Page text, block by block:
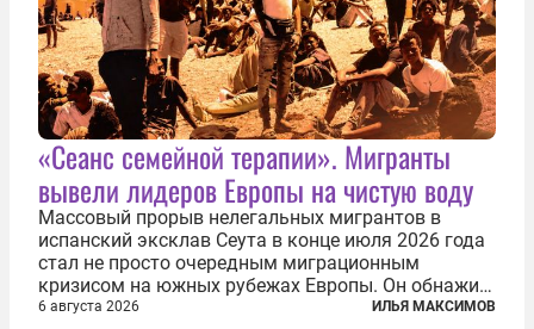
«Сеанс семейной терапии». Мигранты
вывели лидеров Европы на чистую воду
Массовый прорыв нелегальных мигрантов в
испанский эксклав Сеута в конце июля 2026 года
стал не просто очередным миграционным
кризисом на южных рубежах Европы. Он обнажил
фундаментальный раскол внутри Евросоюза,
6 августа 2026 ИЛЬЯ МАКСИМОВ